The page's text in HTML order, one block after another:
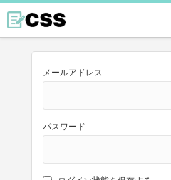
メールアドレス
パスワード